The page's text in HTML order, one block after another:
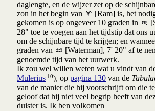
daglengte, en de wijzer zet op de
zon in het begin van
[Ram] is, het
gekomen is op ongeveer 10 graden in
28" toe te voegen aan het tijdstip dat ons
om de schijnbare tijd te krijgen; en
graden van
[Waterman], 7' 20" af te
genoemde tijd van het uurwerk.
Ik zou wel willen weten wat u vindt van
Mulerius 10), op pagina 130 van de
van de manier die hij voorschrijft om die
geloof dat hij niet veel begrip heeft van
duister is. Ik ben volkomen